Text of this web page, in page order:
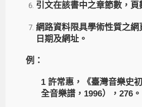
引文在該書中之章節數，頁
網路資料限具學術性質之網
日期及網址。
例：
1 許常惠，《臺灣音樂史
全音樂譜，1996），276。